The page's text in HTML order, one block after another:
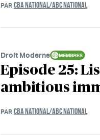
PAR CBA NATIONAL/ABC NATIONAL
Droit Moderne
Episode 25:
ambitious
PAR CBA NATIONAL/ABC NATIONAL